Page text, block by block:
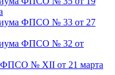
ФПСО № 33 от 27
ФПСО № 32 от
ФПСО № XII от 21 марта